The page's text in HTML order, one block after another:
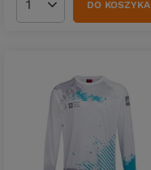
Ilość produktówDO KOSZYKA